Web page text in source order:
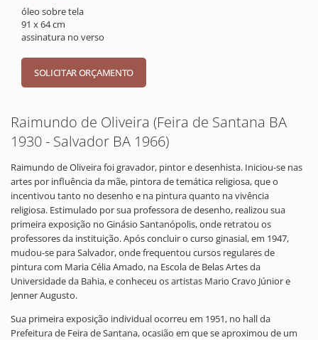
óleo sobre tela
91 x 64 cm
assinatura no verso
Raimundo de Oliveira (Feira de Santana BA
1930 - Salvador BA 1966)
Raimundo de Oliveira foi gravador, pintor e desenhista. Iniciou-se nas
artes por influência da mãe, pintora de temática religiosa, que o
incentivou tanto no desenho e na pintura quanto na vivência
religiosa. Estimulado por sua professora de desenho, realizou sua
primeira exposição no Ginásio Santanópolis, onde retratou os
professores da instituição. Após concluir o curso ginasial, em 1947,
mudou-se para Salvador, onde frequentou cursos regulares de
pintura com Maria Célia Amado, na Escola de Belas Artes da
Universidade da Bahia, e conheceu os artistas Mario Cravo Júnior e
Jenner Augusto.
Sua primeira exposição individual ocorreu em 1951, no hall da
Prefeitura de Feira de Santana, ocasião em que se aproximou de um